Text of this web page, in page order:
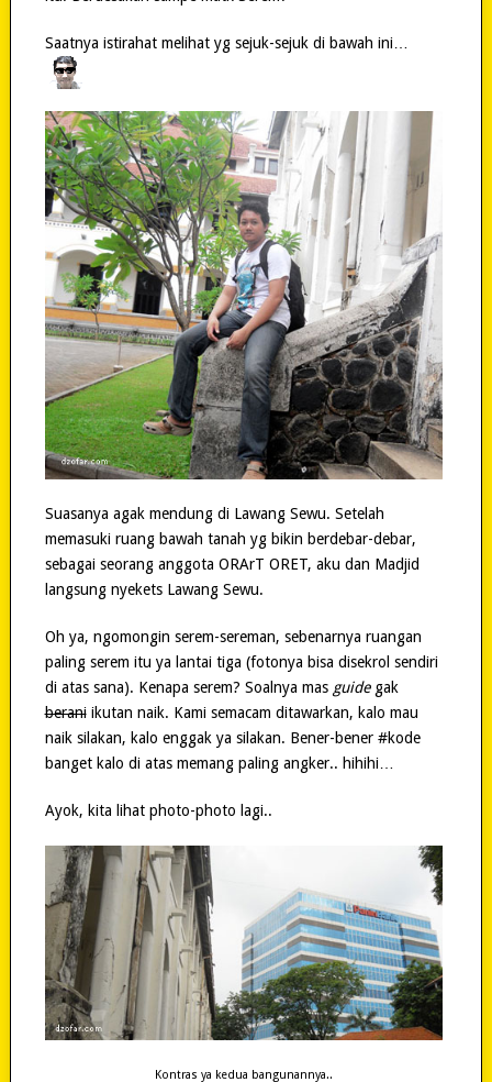
Saatnya istirahat melihat yg sejuk-sejuk di bawah ini…
Suasanya agak mendung di Lawang Sewu. Setelah
memasuki ruang bawah tanah yg bikin berdebar-debar,
sebagai seorang anggota ORArT ORET, aku dan Madjid
langsung nyekets Lawang Sewu.
Oh ya, ngomongin serem-sereman, sebenarnya ruangan
paling serem itu ya lantai tiga (fotonya bisa disekrol sendiri
di atas sana). Kenapa serem? Soalnya mas guidegak
beraniikutan naik. Kami semacam ditawarkan, kalo mau
naik silakan, kalo enggak ya silakan. Bener-bener #kode
banget kalo di atas memang paling angker.. hihihi…
Ayok, kita lihat photo-photo lagi..
Kontras ya kedua bangunannya..